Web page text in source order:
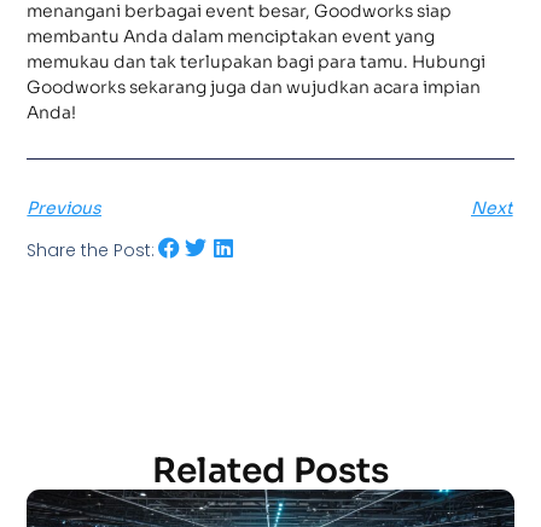
menangani berbagai event besar, Goodworks siap
membantu Anda dalam menciptakan event yang
memukau dan tak terlupakan bagi para tamu. Hubungi
Goodworks sekarang juga dan wujudkan acara impian
Anda!
Previous Next
Share the Post:
Related Posts